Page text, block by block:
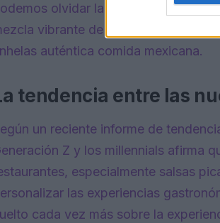
olvidar la Salsa Picante, una
vibrante de especias y un
auténtica comida mexicana.
tendencia entre las
un reciente informe de
Z y los millennials afirma
especialmente salsas
las experiencias
cada vez más sobre la